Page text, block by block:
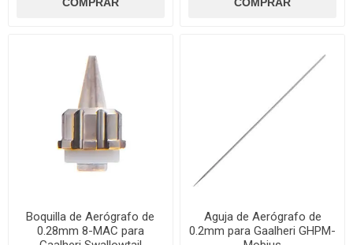
Boquilla de Aerógrafo de
0.28mm 8-MAC para
Aguja de Aerógrafo de
0.2mm para Gaalheri GHPM-